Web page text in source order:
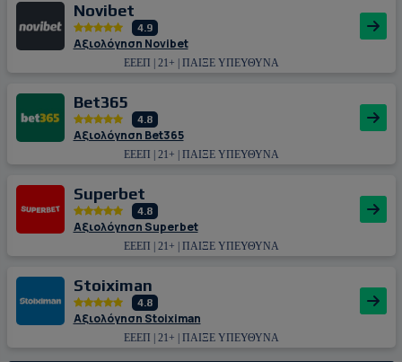
Novibet
4.9
Αξιολόγηση Novibet
ΕΕΕΠ | 21+ | ΠΑΙΞΕ ΥΠΕΥΘΥΝΑ
Bet365
4.8
Αξιολόγηση Bet365
ΕΕΕΠ | 21+ | ΠΑΙΞΕ ΥΠΕΥΘΥΝΑ
Superbet
4.8
Αξιολόγηση Superbet
ΕΕΕΠ | 21+ | ΠΑΙΞΕ ΥΠΕΥΘΥΝΑ
Stoiximan
4.8
Αξιολόγηση Stoiximan
ΕΕΕΠ | 21+ | ΠΑΙΞΕ ΥΠΕΥΘΥΝΑ